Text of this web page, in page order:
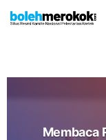
Membaca